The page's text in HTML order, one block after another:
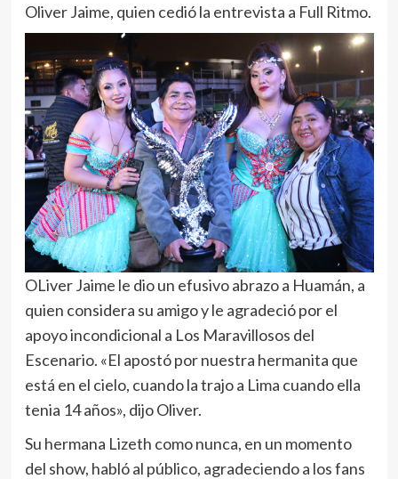
Oliver Jaime, quien cedió la entrevista a Full Ritmo.
OLiver Jaime le dio un efusivo abrazo a Huamán, a
quien considera su amigo y le agradeció por el
apoyo incondicional a Los Maravillosos del
Escenario. «El apostó por nuestra hermanita que
está en el cielo, cuando la trajo a Lima cuando ella
tenia 14 años», dijo Oliver.
Su hermana Lizeth como nunca, en un momento
del show, habló al público, agradeciendo a los fans